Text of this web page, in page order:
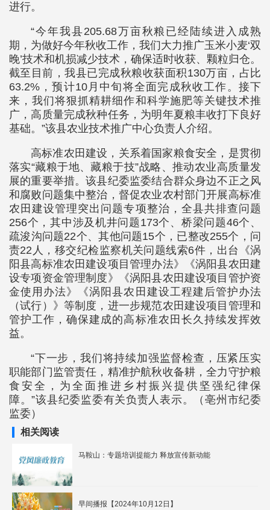
进行。
“今年我县205.68万亩秋粮已经陆续进入成熟
期，为做好今年秋收工作，我们大力推广玉米小麦‘双
晚’技术和机损减少技术，确保适时收获、颗粒归仓。
截至目前，我县已完成秋粮收获面积130万亩，占比
63.2%，预计10月中旬将全面完成秋收工作。接下
来，我们将狠抓精耕细作和科学施肥等关键技术推
广，高质量完成秋种任务，为明年夏粮丰收打下良好
基础。”该县农业技术推广中心负责人介绍。
高标准农田建设，关系着国家粮食安全，是贯彻
落实“藏粮于地、藏粮于技”战略、推动农业高质量发
展的重要举措。该县纪委监委结合群众身边不正之风
和腐败问题集中整治，督促农业农村部门开展高标准
农田建设管理突出问题专项整治，全县共排查问题
256个，其中涉及机井问题173个、桥梁问题46个、
疏浚沟问题22个、其他问题15个，已整改255个，问
责22人，移交纪检监察机关问题线索6件，出台《涡
阳县高标准农田建设项目管理办法》《涡阳县农田建
设专项资金管理制度》《涡阳县农田建设项目管护资
金使用办法》《涡阳县农田建设工程建后管护办法
（试行）》等制度，进一步规范农田建设项目管理和
管护工作，确保建成的高标准农田长久持续发挥效
益。
“下一步，我们将持续加强监督检查，压紧压实
职能部门监管责任，精准护航秋收备耕，全力守护粮
食安全，为全面推进乡村振兴提供坚强纪律保
障。”该县纪委监委有关负责人表示。（亳州市纪委
监委）
相关阅读
马鞍山：专题培训提能力 释放宣传新动能
早间播报【2024年10月12日】